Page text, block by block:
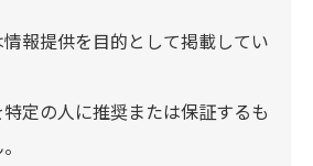
報提供を目的として掲載してい
定の人に推奨または保証するも